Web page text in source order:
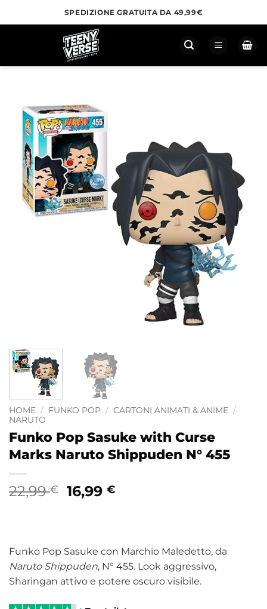
ai
SPEDIZIONE GRATUITA DA 49,99€
HOME / FUNKO POP / CARTONI ANIMATI & ANIME /
NARUTO
Funko Pop Sasuke with Curse
Marks Naruto Shippuden N° 455
22,99€
Il
22,99 €.
16,99€
16,99 €.
Funko Pop Sasuke con Marchio Maledetto, da
Naruto Shippuden, N° 455. Look aggressivo,
Sharingan attivo e potere oscuro visibile.